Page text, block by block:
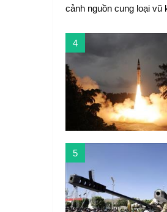
cảnh nguồn cung loại vũ
4
5